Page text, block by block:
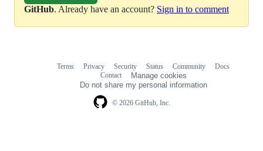
GitHub. Already have an account? Sign in to comment
© 2026 GitHub, Inc.
Terms Privacy Security Status Community
Docs
Contact
Manage cookies
Do not share my personal information